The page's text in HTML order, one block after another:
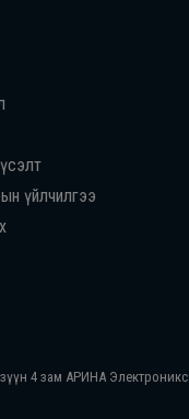
үйлчилгээ
4 зам АРИНА Электроникс